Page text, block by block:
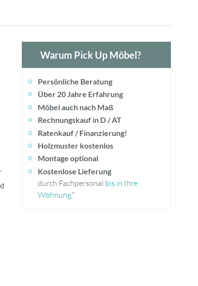
Warum Pick Up Möbel?
Persönliche Beratung
Über 20 Jahre Erfahrung
Möbel auch nach Maß
Rechnungskauf in D / AT
Ratenkauf / Finanzierung!
Holzmuster kostenlos
Montage optional
Kostenlose Lieferung
durch Fachpersonal bis in Ihre
Wohnung.*